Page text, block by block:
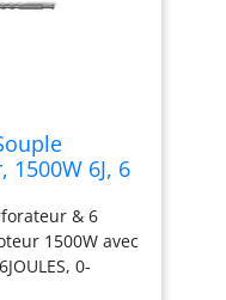
6J, 6
Le Mandrin
de Sécurité
& 6
1500W avec
0-